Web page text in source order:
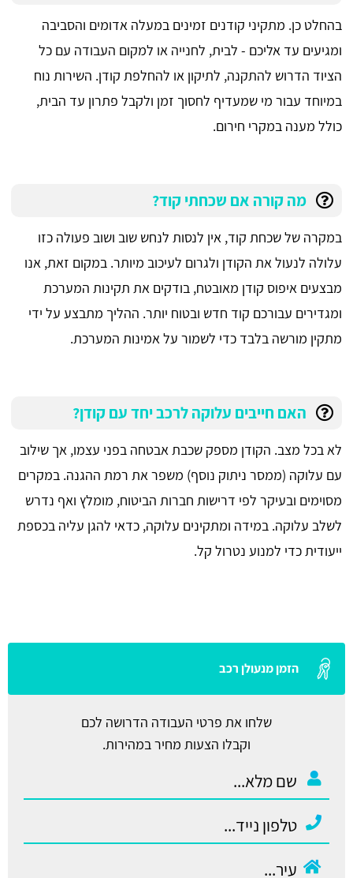
בהחלט כן. מתקיני קודנים זמינים במעלה אדומים והסביבה
ומגיעים עד אליכם - לבית, לחנייה או למקום העבודה עם כל
הציוד הדרוש להתקנה, לתיקון או להחלפת קודן. השירות נוח
במיוחד עבור מי שמעדיף לחסוך זמן ולקבל פתרון עד הבית,
כולל מענה במקרי חירום.
מה קורה אם שכחתי קוד?
במקרה של שכחת קוד, אין לנסות לנחש שוב ושוב פעולה כזו
עלולה לנעול את הקודן ולגרום לעיכוב מיותר. במקום זאת, אנו
מבצעים איפוס קודן מאובטח, בודקים את תקינות המערכת
ומגדירים עבורכם קוד חדש ובטוח יותר. ההליך מתבצע על ידי
מתקין מורשה בלבד כדי לשמור על אמינות המערכת.
האם חייבים עלוקה לרכב יחד עם קודן?
לא בכל מצב. הקודן מספק שכבת אבטחה בפני עצמו, אך שילוב
עם עלוקה (ממסר ניתוק נוסף) משפר את רמת ההגנה. במקרים
מסוימים ובעיקר לפי דרישות חברות הביטוח, מומלץ ואף נדרש
לשלב עלוקה. במידה ומתקינים עלוקה, כדאי להגן עליה בכספת
ייעודית כדי למנוע נטרול קל.
הזמן מנעולן רכב
שלחו את פרטי העבודה הדרושה לכם
וקבלו הצעות מחיר במהירות.